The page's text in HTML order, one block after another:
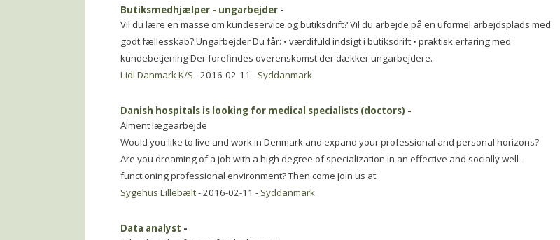
Butiksmedhjælper - ungarbejder -
Vil du lære en masse om kundeservice og butiksdrift? Vil du arbejde på en uformel arbejdsplads med
godt fællesskab? Ungarbejder Du får: • værdifuld indsigt i butiksdrift • praktisk erfaring med
kundebetjening Der forefindes overenskomst der dækker ungarbejdere.
Lidl Danmark K/S - 2016-02-11 - Syddanmark
Danish hospitals is looking for medical specialists (doctors) -
Alment lægearbejde
Would you like to live and work in Denmark and expand your professional and personal horizons?
Are you dreaming of a job with a high degree of specialization in an effective and socially well-
functioning professional environment? Then come join us at
Sygehus Lillebælt- 2016-02-11 - Syddanmark
Data analyst -